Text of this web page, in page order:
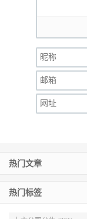
热门文章
热门标签